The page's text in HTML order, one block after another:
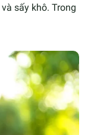
sấy khô. Trong